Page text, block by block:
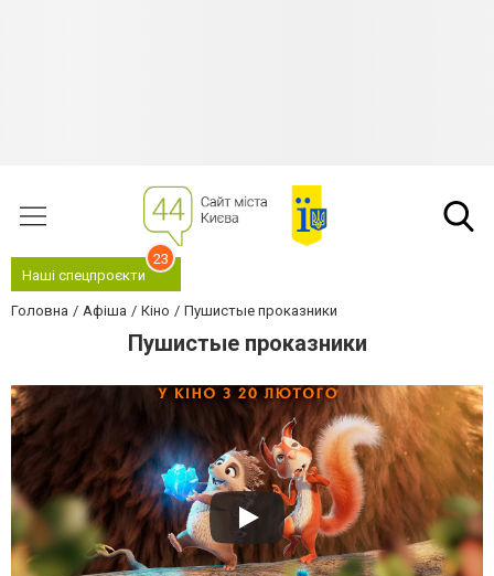
Наші спецпроєкти
23
Головна Афіша Кіно Пушистые проказники
Пушистые проказники